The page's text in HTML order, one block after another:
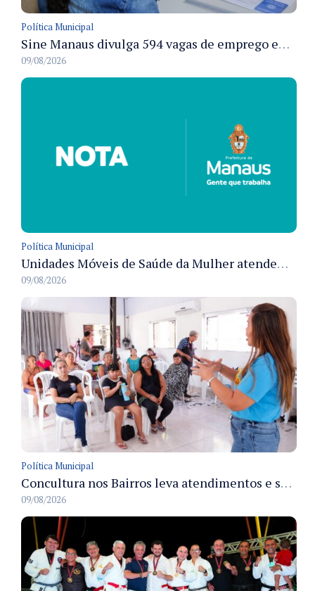
Política Municipal
Sine Manaus divulga 594 vagas de emprego em Manaus com atendimento presencial nesta segunda-feira
09/08/2026
Política Municipal
Unidades Móveis de Saúde da Mulher atendem diversas zonas de Manaus durante o mês de agosto
09/08/2026
Política Municipal
Concultura nos Bairros leva atendimentos e serviços culturais ao Japiim em 8/8
09/08/2026